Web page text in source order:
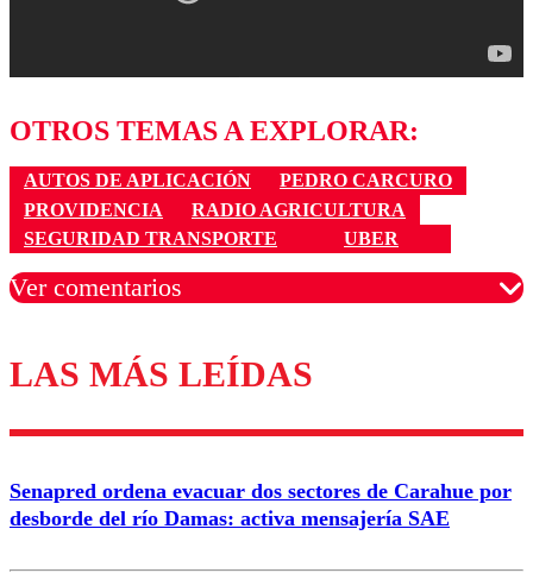
OTROS TEMAS A EXPLORAR:
AUTOS DE APLICACIÓN
PEDRO CARCURO
PROVIDENCIA
RADIO AGRICULTURA
SEGURIDAD TRANSPORTE
UBER
Ver comentarios
Los comentarios son moderados para garantizar un
diálogo respetuoso.
Correo
LAS MÁS LEÍDAS
Senapred ordena evacuar dos sectores de Carahue por
desborde del río Damas: activa mensajería SAE